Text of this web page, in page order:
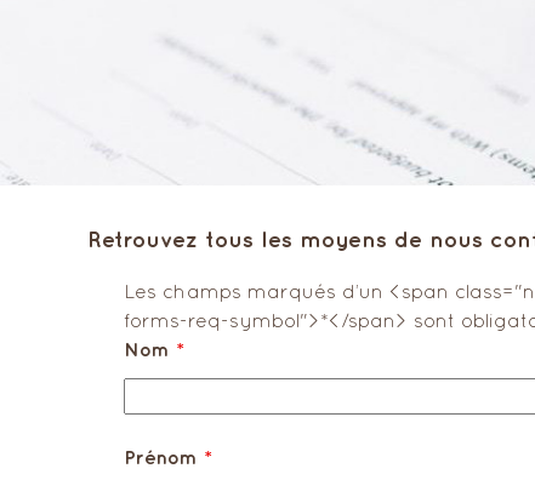
Retrouvez tous les moyens de nous
Les champs marqués d’un <span
forms-req-symbol">*</span> sont
Nom *
Prénom *